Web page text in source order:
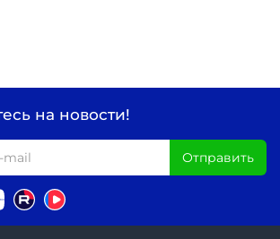
на новости!
Отправить